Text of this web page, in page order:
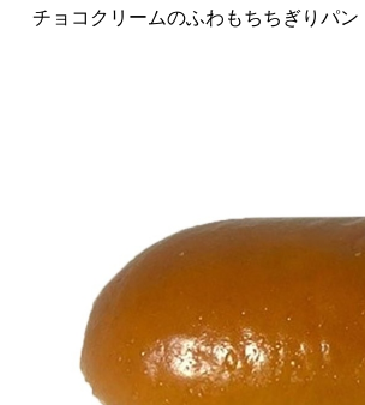
チョコクリームのふわもちちぎりパン